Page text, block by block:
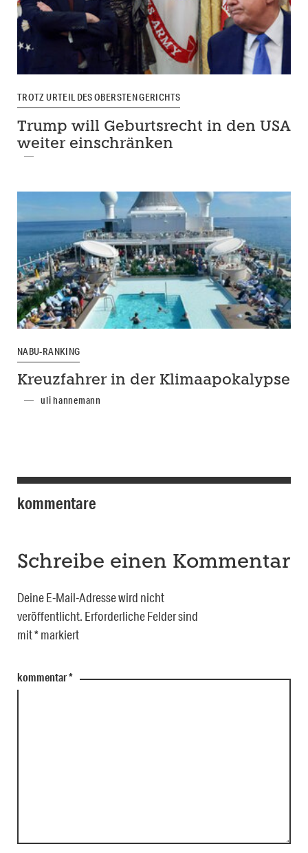
TROTZ URTEIL DES OBERSTEN GERICHTS
Trump will Geburtsrecht in den USA
weiter einschränken
NABU-RANKING
Kreuzfahrer in der Klimaapokalypse
uli hannemann
kommentare
Schreibe einen Kommentar
Deine E-Mail-Adresse wird nicht
veröffentlicht. Erforderliche Felder sind
mit*markiert
kommentar*